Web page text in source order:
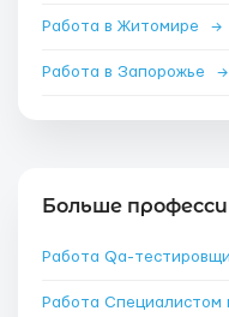
Работа в Житомире →
Работа в Запорожье →
Больше
Работа Qa-